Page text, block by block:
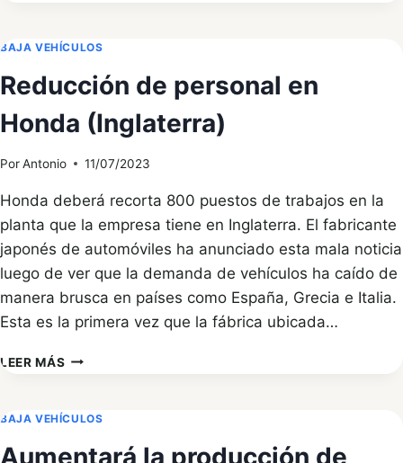
DE
EN
EUROPA
BAJA VEHÍCULOS
Reducción de personal en
Honda (Inglaterra)
PorAntonio 11/07/2023
Honda deberá recorta 800 puestos de trabajos en la
planta que la empresa tiene en Inglaterra. El fabricante
japonés de automóviles ha anunciado esta mala noticia
luego de ver que la demanda de vehículos ha caído de
manera brusca en países como España, Grecia e Italia.
Esta es la primera vez que la fábrica ubicada…
LEER MÁS REDUCCIÓN
EN
(INGLATERRA)
BAJA VEHÍCULOS
Aumentará la producción de